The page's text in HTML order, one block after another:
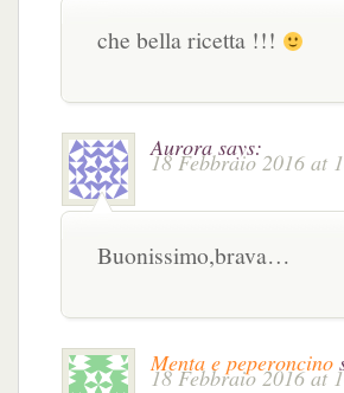
che bella ricetta !!!
Aurora says:
18 Febbraio 2016 at
Buonissimo,brava…
Menta e peperoncino
18 Febbraio 2016 at